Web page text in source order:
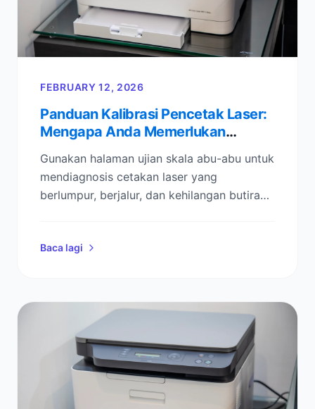
FEBRUARY 12, 2026
Panduan Kalibrasi Pencetak Laser:
Mengapa Anda Memerlukan
Cara Memperbaiki Cetakan Anda)
Gunakan halaman ujian skala abu-abu untuk
mendiagnosis cetakan laser yang
berlumpur, berjalur, dan kehilangan butiran
Baca lagi